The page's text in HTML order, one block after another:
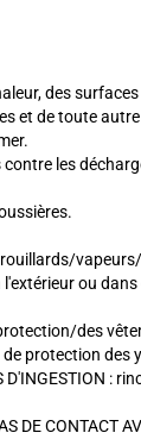
des
et de toute
les
ou dans
des
protection des
:
DE CONTACT